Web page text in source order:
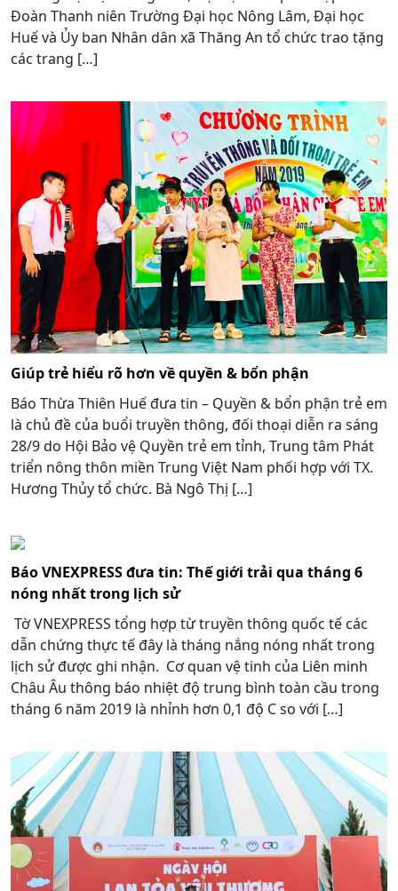
Đoàn Thanh niên Trường Đại học Nông Lâm, Đại học
Huế và Ủy ban Nhân dân xã Thăng An tổ chức trao tặng
các trang […]
Giúp trẻ hiểu rõ hơn về quyền & bổn phận
Báo Thừa Thiên Huế đưa tin – Quyền & bổn phận trẻ em
là chủ đề của buổi truyền thông, đối thoại diễn ra sáng
28/9 do Hội Bảo vệ Quyền trẻ em tỉnh, Trung tâm Phát
triển nông thôn miền Trung Việt Nam phối hợp với TX.
Hương Thủy tổ chức. Bà Ngô Thị […]
Báo VNEXPRESS đưa tin: Thế giới trải qua tháng 6
nóng nhất trong lịch sử
Tờ VNEXPRESS tổng hợp từ truyền thông quốc tế các
dẫn chứng thực tế đây là tháng nắng nóng nhất trong
lịch sử được ghi nhận. Cơ quan vệ tinh của Liên minh
Châu Âu thông báo nhiệt độ trung bình toàn cầu trong
tháng 6 năm 2019 là nhỉnh hơn 0,1 độ C so với […]